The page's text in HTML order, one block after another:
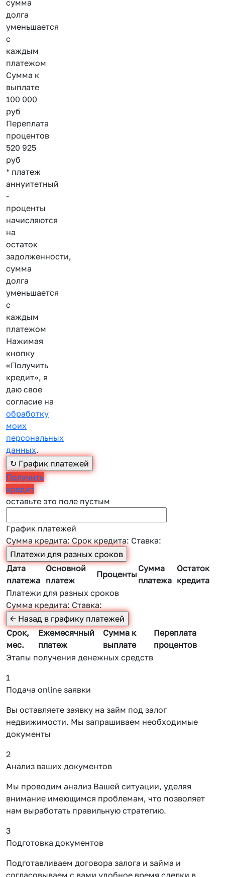
сумма
долга
уменьшается
с
каждым
платежом
Сумма к
выплате
100 000
руб
Переплата
процентов
520 925
руб
* платеж
аннуитетный
-
проценты
начисляются
на
остаток
задолженности,
сумма
долга
уменьшается
с
каждым
платежом
Нажимая
кнопку
«Получить
кредит», я
даю свое
согласие на
обработку
моих
персональных
данных.
Получить
кредит
оставьте это поле пустым
График платежей
Сумма кредита:Срок кредита: Ставка:
Дата
платежа
Основной
платеж
Проценты
Сумма
платежа
Остаток
кредита
Платежи для разных сроков
Сумма кредита:Ставка:
Срок,
мес.
Ежемесячный
платеж
Сумма к
выплате
Переплата
процентов
Этапы получения денежных средств
1
Подача online заявки
Вы оставляете заявку на займ под залог
недвижимости. Мы запрашиваем необходимые
документы
2
Анализ ваших документов
Мы проводим анализ Вашей ситуации, уделяя
внимание имеющимся проблемам, что позволяет
нам выработать правильную стратегию.
3
Подготовка документов
Подготавливаем договора залога и займа и
согласовываем с вами удобное время сделки в